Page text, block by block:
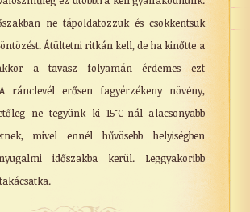
ne tápoldatozzuk és csökkentsük
Átültetni ritkán kell, de ha kinőtte a
a tavasz folyamán érdemes ezt
ránclevél erősen fagyérzékeny növény,
ne tegyünk ki 15˘C-nál alacsonyabb
mivel ennél hűvösebb helyiségben
időszakba kerül. Leggyakoribb